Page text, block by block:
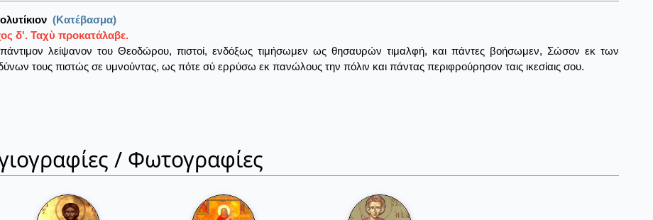
(Κατέβασμα)
δ'. Ταχὺ προκατάλαβε.
λείψανον του Θεοδώρου, πιστοί, ενδόξως τιμήσωμεν ως θησαυρών τιμαλφή, και πάντες βοήσωμεν, Σώσον εκ των
τους πιστώς σε υμνούντας, ως πότε σύ ερρύσω εκ πανώλους την πόλιν και πάντας περιφρούρησον ταις ικεσίαις σου.
/ Φωτογραφίες